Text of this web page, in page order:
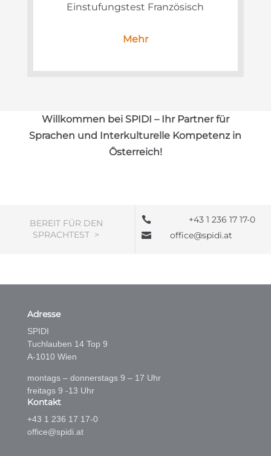
Einstufungstest Französisch
Mehr
Willkommen bei SPIDI – Ihr Partner für
Sprachen und Interkulturelle Kompetenz in
Österreich!
BEREIT FÜR DEN
SPRACHTEST >
 +43 1 236 17 17-0
 office@spidi.at
Adresse
SPIDI
Tuchlauben 14 Top 9
A-1010 Wien
montags – donnerstags 9 – 17 Uhr
freitags 9 -13 Uhr
Kontakt
+43 1 236 17 17-0
office@spidi.at